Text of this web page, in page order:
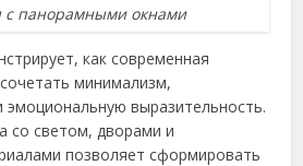
с панорамными окнами
как современная
минимализм,
эмоциональную выразительность.
со светом, дворами и
позволяет сформировать